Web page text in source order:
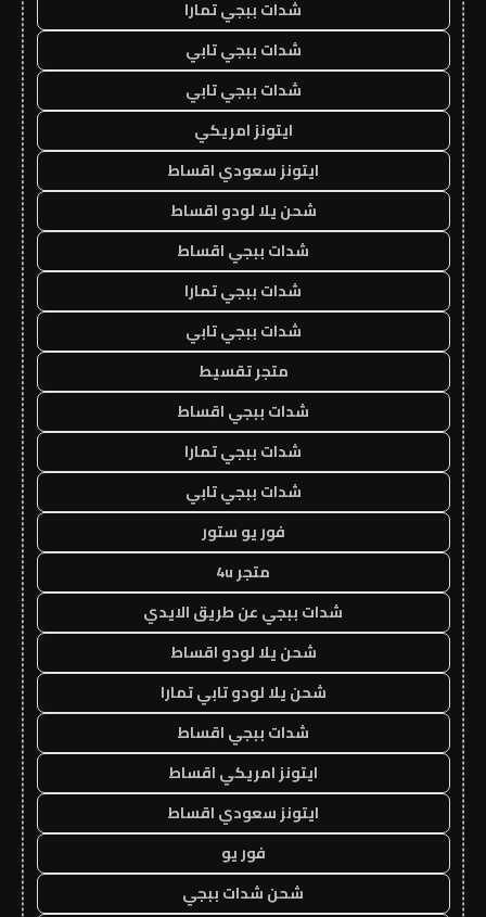
شدات ببجي تمارا
شدات ببجي تابي
شدات ببجي تابي
ايتونز امريكي
ايتونز سعودي اقساط
شحن يلا لودو اقساط
شدات ببجي اقساط
شدات ببجي تمارا
شدات ببجي تابي
متجر تقسيط
شدات ببجي اقساط
شدات ببجي تمارا
شدات ببجي تابي
فور يو ستور
متجر 4u
شدات ببجي عن طريق الايدي
شحن يلا لودو اقساط
شحن يلا لودو تابي تمارا
شدات ببجي اقساط
ايتونز امريكي اقساط
ايتونز سعودي اقساط
فور يو
شحن شدات ببجي